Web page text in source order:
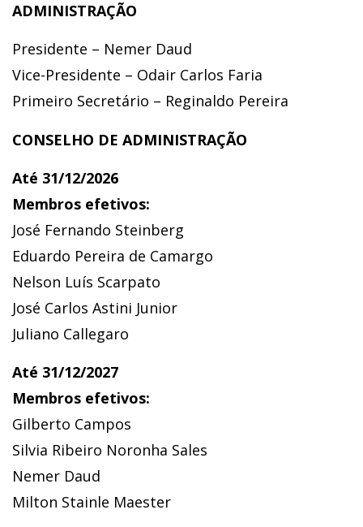
ADMINISTRAÇÃO
Presidente – Nemer Daud
Vice-Presidente – Odair Carlos Faria
Primeiro Secretário – Reginaldo Pereira
CONSELHO DE ADMINISTRAÇÃO
Até 31/12/2026
Membros efetivos:
José Fernando Steinberg
Eduardo Pereira de Camargo
Nelson Luís Scarpato
José Carlos Astini Junior
Juliano Callegaro
Até 31/12/2027
Membros efetivos:
Gilberto Campos
Silvia Ribeiro Noronha Sales
Nemer Daud
Milton Stainle Maester